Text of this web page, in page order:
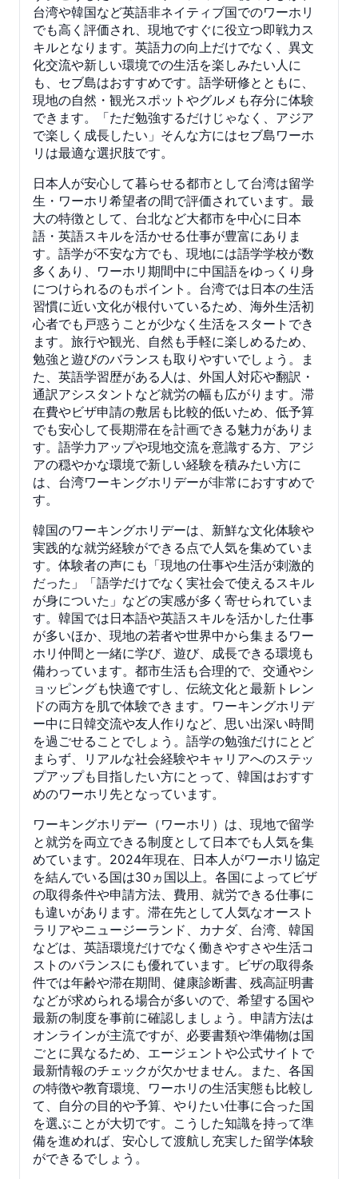
台湾や韓国など英語非ネイティブ国でのワーホリ
でも高く評価され、現地ですぐに役立つ即戦力ス
キルとなります。英語力の向上だけでなく、異文
化交流や新しい環境での生活を楽しみたい人に
も、セブ島はおすすめです。語学研修とともに、
現地の自然・観光スポットやグルメも存分に体験
できます。「ただ勉強するだけじゃなく、アジア
で楽しく成長したい」そんな方にはセブ島ワーホ
リは最適な選択肢です。
日本人が安心して暮らせる都市として台湾は留学
生・ワーホリ希望者の間で評価されています。最
大の特徴として、台北など大都市を中心に日本
語・英語スキルを活かせる仕事が豊富にありま
す。語学が不安な方でも、現地には語学学校が数
多くあり、ワーホリ期間中に中国語をゆっくり身
につけられるのもポイント。台湾では日本の生活
習慣に近い文化が根付いているため、海外生活初
心者でも戸惑うことが少なく生活をスタートでき
ます。旅行や観光、自然も手軽に楽しめるため、
勉強と遊びのバランスも取りやすいでしょう。ま
た、英語学習歴がある人は、外国人対応や翻訳・
通訳アシスタントなど就労の幅も広がります。滞
在費やビザ申請の敷居も比較的低いため、低予算
でも安心して長期滞在を計画できる魅力がありま
す。語学力アップや現地交流を意識する方、アジ
アの穏やかな環境で新しい経験を積みたい方に
は、台湾ワーキングホリデーが非常におすすめで
す。
韓国のワーキングホリデーは、新鮮な文化体験や
実践的な就労経験ができる点で人気を集めていま
す。体験者の声にも「現地の仕事や生活が刺激的
だった」「語学だけでなく実社会で使えるスキル
が身についた」などの実感が多く寄せられていま
す。韓国では日本語や英語スキルを活かした仕事
が多いほか、現地の若者や世界中から集まるワー
ホリ仲間と一緒に学び、遊び、成長できる環境も
備わっています。都市生活も合理的で、交通やシ
ョッピングも快適ですし、伝統文化と最新トレン
ドの両方を肌で体験できます。ワーキングホリデ
ー中に日韓交流や友人作りなど、思い出深い時間
を過ごせることでしょう。語学の勉強だけにとど
まらず、リアルな社会経験やキャリアへのステッ
プアップも目指したい方にとって、韓国はおすす
めのワーホリ先となっています。
ワーキングホリデー（ワーホリ）は、現地で留学
と就労を両立できる制度として日本でも人気を集
めています。2024年現在、日本人がワーホリ協定
を結んでいる国は30ヵ国以上。各国によってビザ
の取得条件や申請方法、費用、就労できる仕事に
も違いがあります。滞在先として人気なオースト
ラリアやニュージーランド、カナダ、台湾、韓国
などは、英語環境だけでなく働きやすさや生活コ
ストのバランスにも優れています。ビザの取得条
件では年齢や滞在期間、健康診断書、残高証明書
などが求められる場合が多いので、希望する国や
最新の制度を事前に確認しましょう。申請方法は
オンラインが主流ですが、必要書類や準備物は国
ごとに異なるため、エージェントや公式サイトで
最新情報のチェックが欠かせません。また、各国
の特徴や教育環境、ワーホリの生活実態も比較し
て、自分の目的や予算、やりたい仕事に合った国
を選ぶことが大切です。こうした知識を持って準
備を進めれば、安心して渡航し充実した留学体験
ができるでしょう。